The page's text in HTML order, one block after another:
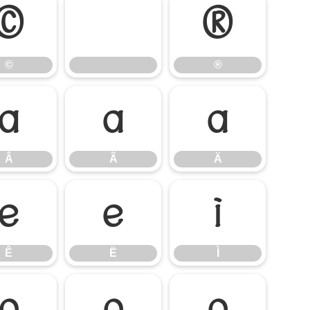
©
®
®
Â
Ã
Ã
Ä
Ä
Ê
Ë
Ë
Ì